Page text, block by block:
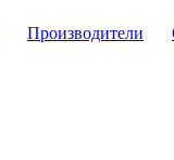
Производители